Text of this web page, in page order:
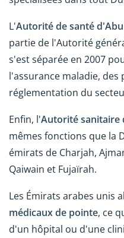
L'Autorité de santé
partie de l'Autorité
s'est séparée en 2007
l'assurance maladie, des
réglementation du
Enfin, l'Autorité sanitaire
mêmes fonctions que la
émirats de Charjah,
Qaiwain et Fujaïrah.
Les Émirats arabes unis
médicaux de pointe, ce
d'un hôpital ou d'une